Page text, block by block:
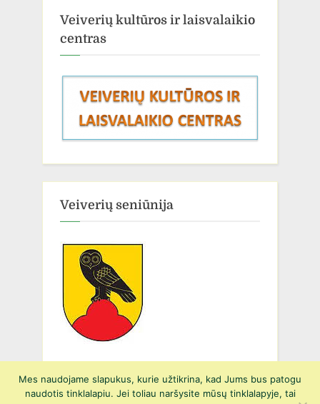
Veiverių kultūros ir laisvalaikio
centras
Veiverių seniūnija
Copyright © 2026 Prienų r. Suvalkijos gimnazijos Veiverių Tomo
Mes naudojame slapukus, kurie užtikrina, kad Jums bus patogu
naudotis tinklalapiu. Jei toliau naršysite mūsų tinklalapyje, tai